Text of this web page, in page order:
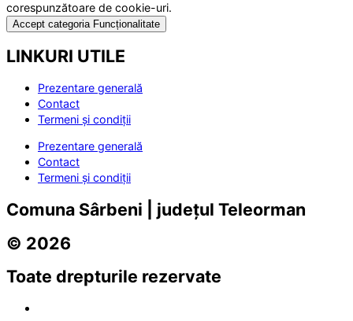
corespunzătoare de cookie-uri.
Accept categoria Funcționalitate
LINKURI UTILE
Prezentare generală
Contact
Termeni și condiții
Prezentare generală
Contact
Termeni și condiții
Comuna Sârbeni | județul Teleorman
© 2026
Toate drepturile rezervate